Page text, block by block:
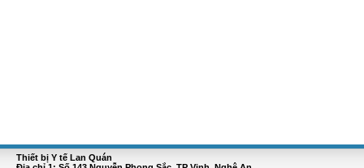
Thiết bị Y tế Lan Quán